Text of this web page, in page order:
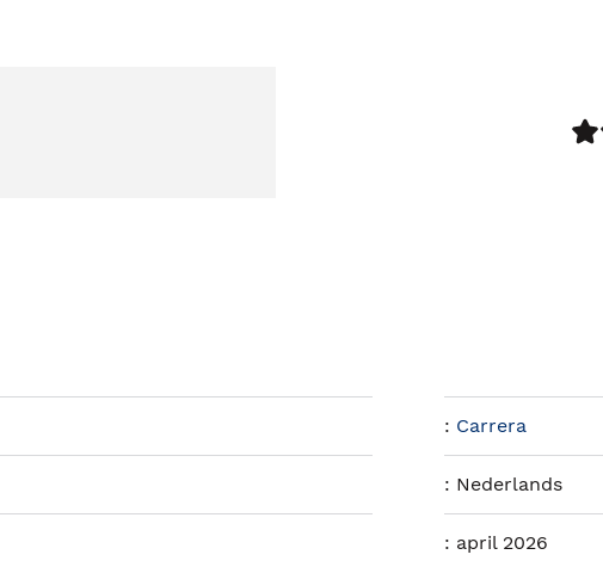
: Carrera
: Nederlands
: april 2026